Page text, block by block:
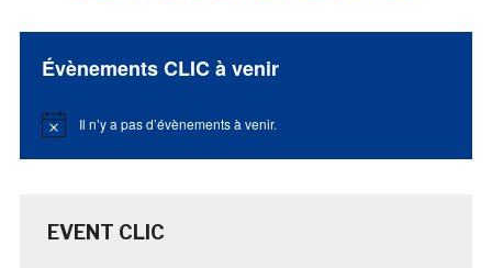
Évènements CLIC à venir
Notice Il n’y a pas d’évènements à venir.
EVENT CLIC